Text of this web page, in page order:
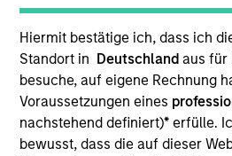
Hiermit bestätige ich, dass ich
Standort in Deutschland aus für
besuche, auf eigene Rechnung
Voraussetzungen eines
nachstehend definiert)* erfülle.
bewusst, dass die auf dieser
23 Years
TEAM
Morgan Stanley Private Equity